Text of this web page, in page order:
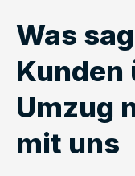
Was
Kunden
Umzug
mit uns